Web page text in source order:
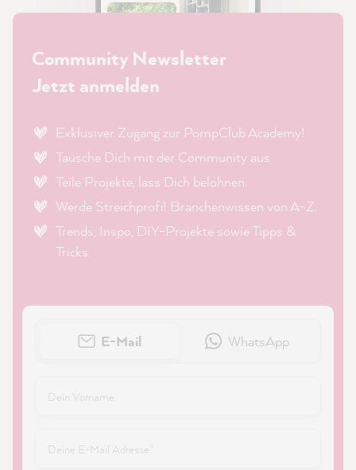
Community Newsletter
Jetzt anmelden
Exklusiver Zugang zur PompClub Academy!
Tausche Dich mit der Community aus.
Teile Projekte, lass Dich belohnen.
Werde Streichprofi! Branchenwissen von A-Z.
Trends, Inspo, DIY-Projekte sowie Tipps &
Tricks.
E-Mail WhatsApp